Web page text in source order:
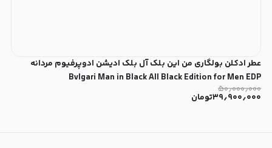
عطر ادکلن بولگاری من این بلک آل بلک ادیشن ادوپرفیوم مردانه
Bvlgari Man in Black All Black Edition for Men EDP
۵۰٫۰۰۰٫۰۰۰
۳۹٫۹۰۰٫۰۰۰تومان